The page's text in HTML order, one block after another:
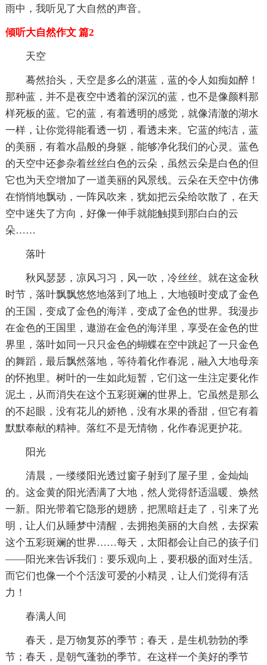
雨中，我听见了大自然的声音。
倾听大自然作文 篇2
天空
蓦然抬头，天空是多么的湛蓝，蓝的令人如痴如醉！
那种蓝，并不是夜空中透着的深沉的蓝，也不是像颜料那
样死板的蓝。它的蓝，有着透明的感觉，就像清澈的湖水
一样，让你觉得能看透一切，看透未来。它蓝的纯洁，蓝
的美丽，有着水晶般的身躯，能够净化我们的心灵。蓝色
的天空中还参杂着丝丝白色的云朵，虽然云朵是白色的但
它也为天空增加了一道美丽的风景线。云朵在天空中仿佛
在悄悄地飘动，一阵风吹来，犹如把云朵给吹散了，在天
空中迷失了方向，好像一伸手就能触摸到那白白的云
朵……
落叶
秋风瑟瑟，凉风习习，风一吹，冷丝丝。就在这金秋
时节，落叶飘飘悠悠地落到了地上，大地顿时变成了金色
的王国，变成了金色的海洋，变成了金色的世界。我漫步
在金色的王国里，遨游在金色的海洋里，享受在金色的世
界里，落叶如同一只只金色的蝴蝶在空中跳起了一只金色
的舞蹈，最后飘然落地，等待着化作春泥，融入大地母亲
的怀抱里。树叶的一生如此短暂，它们这一生注定要化作
泥土，从而消失在这个五彩斑斓的世界上。它虽然是那么
的不起眼，没有花儿的娇艳，没有水果的香甜，但它有着
默默奉献的精神。落红不是无情物，化作春泥更护花。
阳光
清晨，一缕缕阳光透过窗子射到了屋子里，金灿灿
的。这金黄的阳光洒满了大地，然人觉得舒适温暖、焕然
一新。阳光带着它隐形的翅膀，把黑暗赶走了，引来了光
明，让人们从睡梦中清醒，去拥抱美丽的大自然，去探索
这个五彩斑斓的世界……每天，太阳都会让自己的孩子们
——阳光来告诉我们：要乐观向上，要积极的面对生活。
而它们也像一个个活泼可爱的小精灵，让人们觉得有活
力！
春满人间
春天，是万物复苏的季节；春天，是生机勃勃的季
节；春天，是朝气蓬勃的季节。在这样一个美好的季节